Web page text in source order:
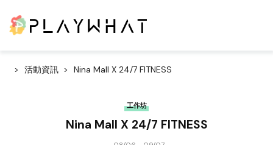
活動資訊 Nina Mall X 24/7 FITNESS
工作坊
Nina Mall X 24/7 FITNESS